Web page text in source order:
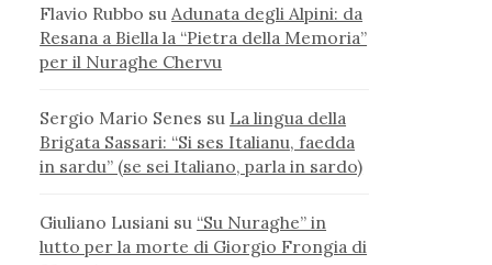
Flavio Rubbo su Adunata degli Alpini: da
Resana a Biella la “Pietra della Memoria”
per il Nuraghe Chervu
Sergio Mario Senes su La lingua della
Brigata Sassari: “Si ses Italianu, faedda
in sardu” (se sei Italiano, parla in sardo)
Giuliano Lusiani su “Su Nuraghe” in
lutto per la morte di Giorgio Frongia di